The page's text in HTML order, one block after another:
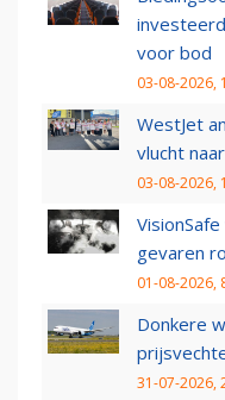
voor bod
03-08-2026,
WestJet
vlucht
03-08-2026,
gevaren
01-08-2026,
Donkere
31-07-2026,